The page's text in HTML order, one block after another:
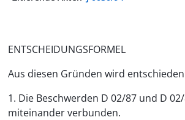
ENTSCHEIDUNGSFORMEL
Aus diesen Gründen wird
1. Die Beschwerden D 02/87 und D
miteinander verbunden.